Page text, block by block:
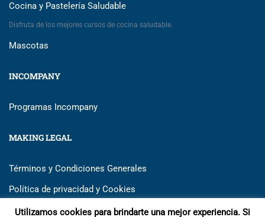
Cocina y Pastelería Saludable
Disfruta de los mejores cursos de cocina saludable.
Mascotas
INCOMPANY
Programas Incompany
MAKING LEGAL
Términos y Condiciones Generales
Política de privacidad y Cookies
Utilizamos cookies para brindarte una mejor experiencia. Si